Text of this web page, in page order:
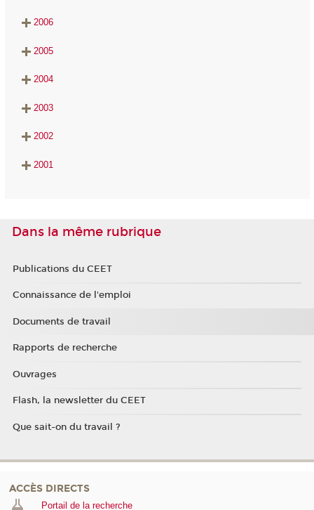
2006
2005
2004
2003
2002
2001
Dans la même rubrique
Publications du CEET
Connaissance de l'emploi
Documents de travail
Rapports de recherche
Ouvrages
Flash, la newsletter du CEET
Que sait-on du travail ?
ACCÈS DIRECTS
Portail de la recherche